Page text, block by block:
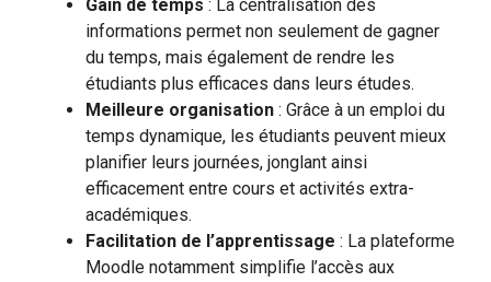
Gain de temps : La centralisation des
informations permet non seulement de gagner
du temps, mais également de rendre les
étudiants plus efficaces dans leurs études.
Meilleure organisation : Grâce à un emploi du
temps dynamique, les étudiants peuvent mieux
planifier leurs journées, jonglant ainsi
efficacement entre cours et activités extra-
académiques.
Facilitation de l’apprentissage : La plateforme
Moodle notamment simplifie l’accès aux